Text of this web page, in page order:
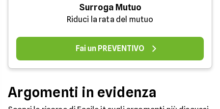
Surroga Mutuo
Riduci la rata del mutuo
Fai un PREVENTIVO
Argomenti in evidenza